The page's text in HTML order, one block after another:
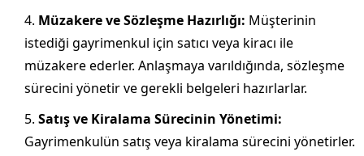
Müzakere ve Sözleşme Hazırlığı: Müşterinin
istediği gayrimenkul için satıcı veya kiracı ile
müzakere ederler. Anlaşmaya varıldığında, sözleşme
sürecini yönetir ve gerekli belgeleri hazırlarlar.
Satış ve Kiralama Sürecinin Yönetimi:
Gayrimenkulün satış veya kiralama sürecini yönetirler.